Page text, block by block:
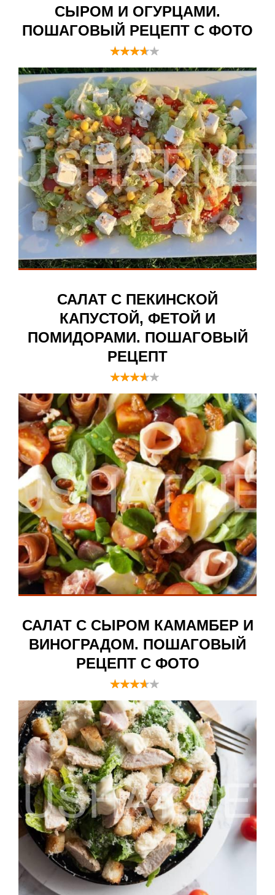
СЫРОМ И ОГУРЦАМИ.
ПОШАГОВЫЙ РЕЦЕПТ С ФОТО
САЛАТ С ПЕКИНСКОЙ
КАПУСТОЙ, ФЕТОЙ И
ПОМИДОРАМИ. ПОШАГОВЫЙ
РЕЦЕПТ
САЛАТ С СЫРОМ КАМАМБЕР И
ВИНОГРАДОМ. ПОШАГОВЫЙ
РЕЦЕПТ С ФОТО